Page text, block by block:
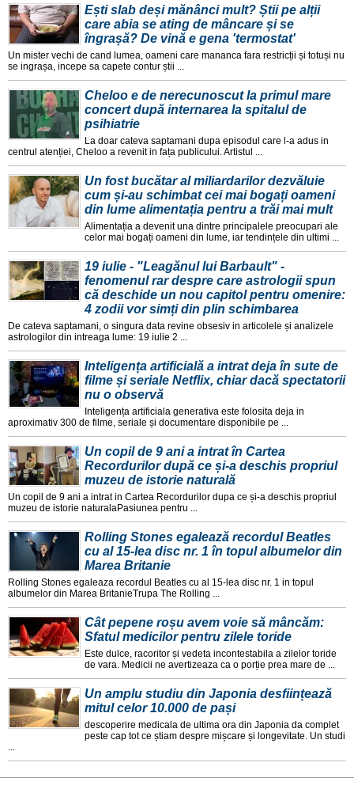
Ești slab deși mănânci mult? Știi pe alții
care abia se ating de mâncare și se
îngrașă? De vină e gena 'termostat'
Un mister vechi de cand lumea, oameni care mananca fara restricții și totuși nu
se ingrașa, incepe sa capete contur știi ...
Cheloo e de nerecunoscut la primul mare
concert după internarea la spitalul de
psihiatrie
La doar cateva saptamani dupa episodul care l-a adus in
centrul atenției, Cheloo a revenit in fața publicului. Artistul ...
Un fost bucătar al miliardarilor dezvăluie
cum și-au schimbat cei mai bogați oameni
din lume alimentația pentru a trăi mai mult
Alimentația a devenit una dintre principalele preocupari ale
celor mai bogați oameni din lume, iar tendințele din ultimi ...
19 iulie - "Leagănul lui Barbault" -
fenomenul rar despre care astrologii spun
că deschide un nou capitol pentru omenire:
4 zodii vor simți din plin schimbarea
De cateva saptamani, o singura data revine obsesiv in articolele și analizele
astrologilor din intreaga lume: 19 iulie 2 ...
Inteligența artificială a intrat deja în sute de
filme și seriale Netflix, chiar dacă spectatorii
nu o observă
Inteligența artificiala generativa este folosita deja in
aproximativ 300 de filme, seriale și documentare disponibile pe ...
Un copil de 9 ani a intrat în Cartea
Recordurilor după ce și-a deschis propriul
muzeu de istorie naturală
Un copil de 9 ani a intrat in Cartea Recordurilor dupa ce și-a deschis propriul
muzeu de istorie naturalaPasiunea pentru ...
Rolling Stones egalează recordul Beatles
cu al 15-lea disc nr. 1 în topul albumelor din
Marea Britanie
Rolling Stones egaleaza recordul Beatles cu al 15-lea disc nr. 1 in topul
albumelor din Marea BritanieTrupa The Rolling ...
Cât pepene roșu avem voie să mâncăm:
Sfatul medicilor pentru zilele toride
Este dulce, racoritor și vedeta incontestabila a zilelor toride
de vara. Medicii ne avertizeaza ca o porție prea mare de ...
Un amplu studiu din Japonia desființează
mitul celor 10.000 de pași
descoperire medicala de ultima ora din Japonia da complet
peste cap tot ce știam despre mișcare și longevitate. Un studi